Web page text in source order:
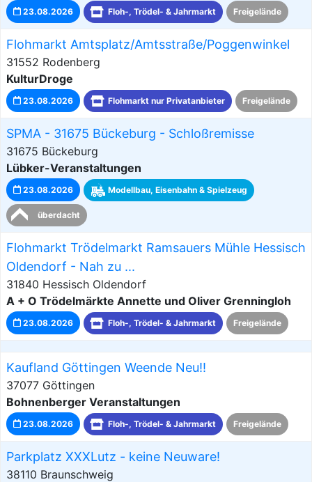
23.08.2026 Floh-, Trödel- & Jahrmarkt Freigelände
Flohmarkt Amtsplatz/Amtsstraße/Poggenwinkel
31552 Rodenberg
KulturDroge
23.08.2026 Flohmarkt nur Privatanbieter Freigelände
SPMA - 31675 Bückeburg - Schloßremisse
31675 Bückeburg
Lübker-Veranstaltungen
23.08.2026 Modellbau, Eisenbahn & Spielzeug
überdacht
Flohmarkt Trödelmarkt Ramsauers Mühle Hessisch
Oldendorf - Nah zu ...
31840 Hessisch Oldendorf
A + O Trödelmärkte Annette und Oliver Grenningloh
23.08.2026 Floh-, Trödel- & Jahrmarkt Freigelände
Kaufland Göttingen Weende Neu!!
37077 Göttingen
Bohnenberger Veranstaltungen
23.08.2026 Floh-, Trödel- & Jahrmarkt Freigelände
Parkplatz XXXLutz - keine Neuware!
38110 Braunschweig